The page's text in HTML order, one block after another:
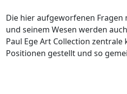
Die hier aufgeworfenen Fragen
und seinem Wesen werden
Paul Ege Art Collection zentrale
Positionen gestellt und so